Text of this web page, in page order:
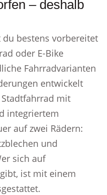
– deshalb
bestens vorbereitet
oder E-Bike
Fahrradvarianten
entwickelt
mit
integriertem
auf zwei Rädern:
und
sich auf
ist mit einem